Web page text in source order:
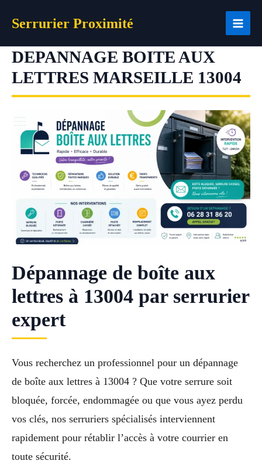
Serrurier Proximité
DEPANNAGE BOITE AUX
LETTRES MARSEILLE 13004
Dépannage de boîte aux
lettres à 13004 par serrurier
expert
Vous recherchez un professionnel pour un dépannage
de boîte aux lettres à 13004 ? Que votre serrure soit
bloquée, forcée, endommagée ou que vous ayez perdu
vos clés, nos serruriers spécialisés interviennent
rapidement pour rétablir l’accès à votre courrier en
toute sécurité.